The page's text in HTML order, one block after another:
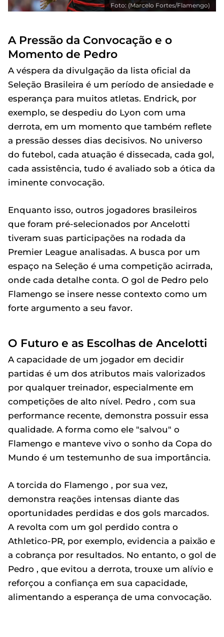
Foto: (Marcelo Fortes/Flamengo)
A Pressão da Convocação e o
Momento de Pedro
A véspera da divulgação da lista oficial da
Seleção Brasileira é um período de ansiedade e
esperança para muitos atletas. Endrick, por
exemplo, se despediu do Lyon com uma
derrota, em um momento que também reflete
a pressão desses dias decisivos. No universo
do futebol, cada atuação é dissecada, cada gol,
cada assistência, tudo é avaliado sob a ótica da
iminente convocação.
Enquanto isso, outros jogadores brasileiros
que foram pré-selecionados por Ancelotti
tiveram suas participações na rodada da
Premier League analisadas. A busca por um
espaço na Seleção é uma competição acirrada,
onde cada detalhe conta. O gol de Pedro pelo
Flamengo se insere nesse contexto como um
forte argumento a seu favor.
O Futuro e as Escolhas de Ancelotti
A capacidade de um jogador em decidir
partidas é um dos atributos mais valorizados
por qualquer treinador, especialmente em
competições de alto nível. Pedro , com sua
performance recente, demonstra possuir essa
qualidade. A forma como ele "salvou" o
Flamengo e manteve vivo o sonho da Copa do
Mundo é um testemunho de sua importância.
A torcida do Flamengo , por sua vez,
demonstra reações intensas diante das
oportunidades perdidas e dos gols marcados.
A revolta com um gol perdido contra o
Athletico-PR, por exemplo, evidencia a paixão e
a cobrança por resultados. No entanto, o gol de
Pedro , que evitou a derrota, trouxe um alívio e
reforçou a confiança em sua capacidade,
alimentando a esperança de uma convocação.